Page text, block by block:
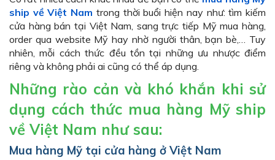
ship về Việt Nam trong thời buổi hiện nay như: tìm kiếm
cửa hàng bán tại Việt Nam, sang trực tiếp Mỹ mua hàng,
order qua website Mỹ hay nhờ người thân, bạn bè,… Tuy
nhiên, mỗi cách thức đều tồn tại những ưu nhược điểm
riêng và không phải ai cũng có thể áp dụng.
Những rào cản và khó khắn khi sử
dụng cách thức mua hàng Mỹ ship
về Việt Nam như sau:
Mua hàng Mỹ tại cửa hàng ở Việt Nam